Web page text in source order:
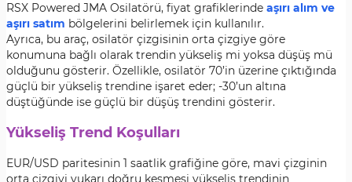
RSX Powered JMA Osilatörü, fiyat grafiklerinde aşırı alım ve
aşırı satım bölgelerini belirlemek için kullanılır.
Ayrıca, bu araç, osilatör çizgisinin orta çizgiye göre
konumuna bağlı olarak trendin yükseliş mi yoksa düşüş mü
olduğunu gösterir. Özellikle, osilatör 70’in üzerine çıktığında
güçlü bir yükseliş trendine işaret eder; -30’un altına
düştüğünde ise güçlü bir düşüş trendini gösterir.
Yükseliş Trend Koşulları
EUR/USD paritesinin 1 saatlik grafiğine göre, mavi çizginin
orta çizgiyi yukarı doğru kesmesi yükseliş trendinin